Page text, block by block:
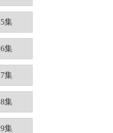
集
集
集
集
集